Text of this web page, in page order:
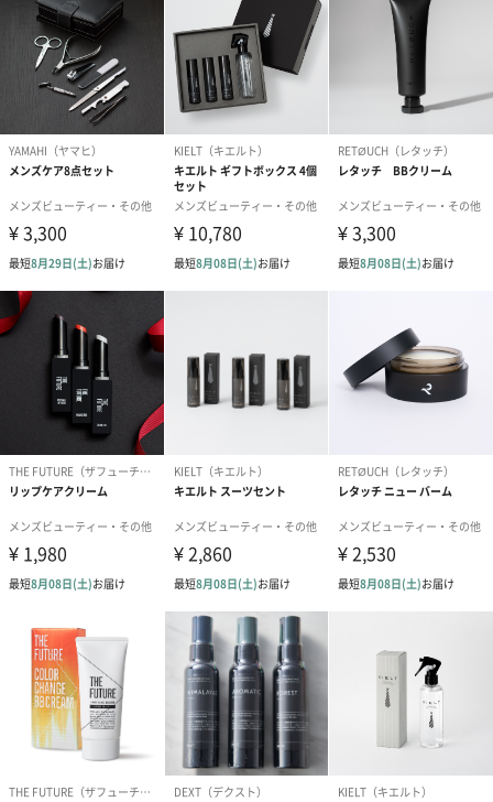
●傷やはれもの、しっしん等、異常のある部位にはお使
いにならないでください。
●目に入った場合にはこすらずすぐに洗い流してくださ
い。目に異物感が残る場合は専門機関等へご相談され
ることをおすすめします。
●使用後は必ずしっかり蓋を締めてください。
●開封後はなるべくお早めにご使用ください。
●極端に高温または低温の場所、直射日光の当たる場所
には保管しないでください。
●乳幼児の手の届かない所に保管してください。
保管時のご注
意
極端に高温または低温の場所、直射日光の当たる場所
には保管しないでください。
のご案内
離島などの航空便を使用する地域にお住まいのかたへ
お届けの場合は、船便に変更するため1週間前後お届け
が遅くなる可能性がございます。
商品オプション情報
お届けボックスオプション
配送用のダンボールを装飾いたします。お相手のご住所に直接お
送りする際に人気のオプションです。お相手に直接手渡しする場